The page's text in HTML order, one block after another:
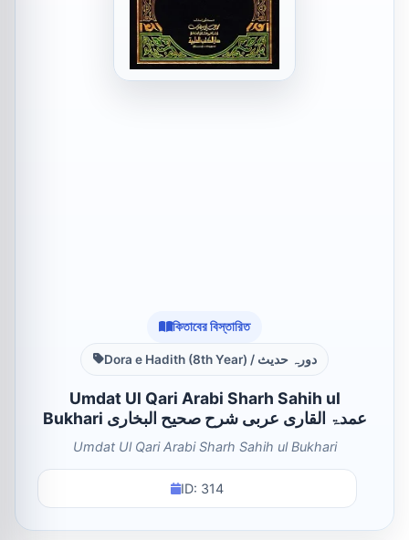
কিতাবের বিস্তারিত
Dora e Hadith (8th Year) / دورہ حدیث
Umdat Ul Qari Arabi Sharh Sahih ul
Bukhari عمدۃ القاری عربی شرح صحیح البخاری
Umdat Ul Qari Arabi Sharh Sahih ul Bukhari
ID: 314